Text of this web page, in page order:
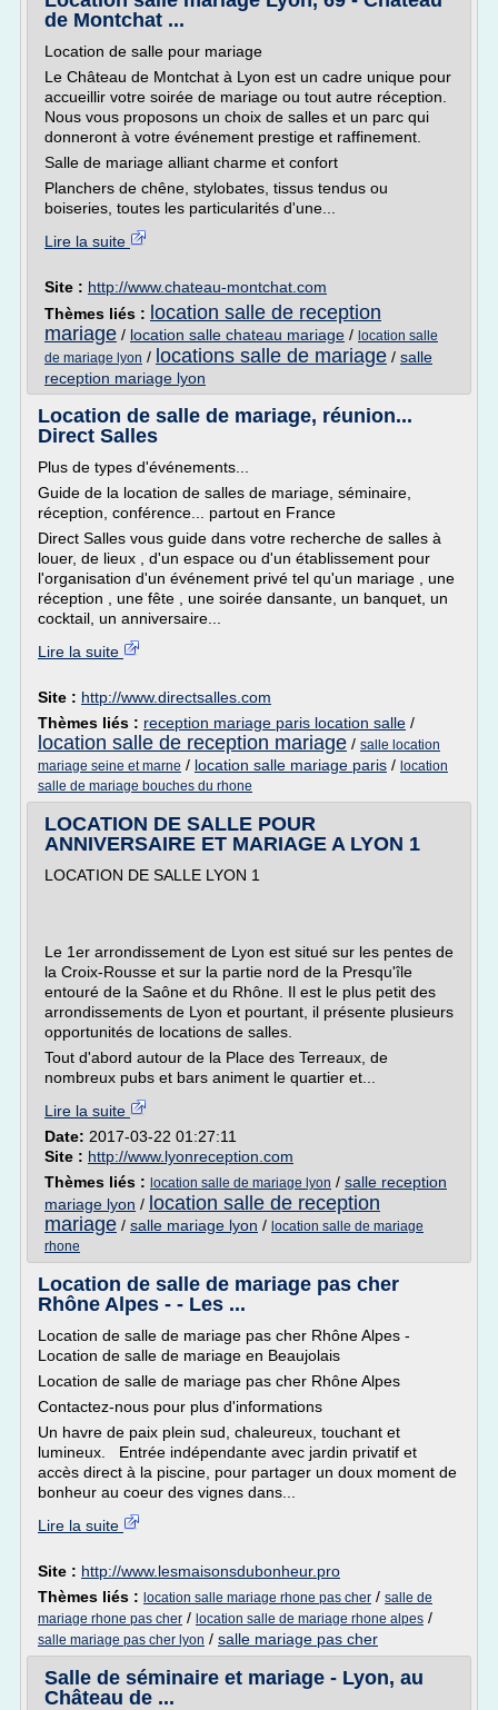
de Montchat ...
Location de salle pour mariage
Le Château de Montchat à Lyon est un cadre unique pour
accueillir votre soirée de mariage ou tout autre réception.
Nous vous proposons un choix de salles et un parc qui
donneront à votre événement prestige et raffinement.
Salle de mariage alliant charme et confort
Planchers de chêne, stylobates, tissus tendus ou
boiseries, toutes les particularités d'une...
Lire la suite
Site : http://www.chateau-montchat.com
Thèmes liés : location salle de reception
mariage / location salle chateau mariage / location salle
de mariage lyon / locations salle de mariage / salle
reception mariage lyon
Location de salle de mariage, réunion...
Direct Salles
Plus de types d'événements...
Guide de la location de salles de mariage, séminaire,
réception, conférence... partout en France
Direct Salles vous guide dans votre recherche de salles à
louer, de lieux , d'un espace ou d'un établissement pour
l'organisation d'un événement privé tel qu'un mariage , une
réception , une fête , une soirée dansante, un banquet, un
cocktail, un anniversaire...
Lire la suite
Site : http://www.directsalles.com
Thèmes liés : reception mariage paris location salle /
location salle de reception mariage / salle location
mariage seine et marne / location salle mariage paris / location
salle de mariage bouches du rhone
LOCATION DE SALLE POUR
ANNIVERSAIRE ET MARIAGE A LYON 1
LOCATION DE SALLE LYON 1
Le 1er arrondissement de Lyon est situé sur les pentes de
la Croix-Rousse et sur la partie nord de la Presqu'île
entouré de la Saône et du Rhône. Il est le plus petit des
arrondissements de Lyon et pourtant, il présente plusieurs
opportunités de locations de salles.
Tout d'abord autour de la Place des Terreaux, de
nombreux pubs et bars animent le quartier et...
Lire la suite
Date: 2017-03-22 01:27:11
Site : http://www.lyonreception.com
Thèmes liés : location salle de mariage lyon / salle reception
mariage lyon / location salle de reception
mariage / salle mariage lyon / location salle de mariage
rhone
Location de salle de mariage pas cher
Rhône Alpes - - Les ...
Location de salle de mariage pas cher Rhône Alpes -
Location de salle de mariage en Beaujolais
Location de salle de mariage pas cher Rhône Alpes
Contactez-nous pour plus d'informations
Un havre de paix plein sud, chaleureux, touchant et
lumineux. Entrée indépendante avec jardin privatif et
accès direct à la piscine, pour partager un doux moment de
bonheur au coeur des vignes dans...
Lire la suite
Site : http://www.lesmaisonsdubonheur.pro
Thèmes liés : location salle mariage rhone pas cher / salle de
mariage rhone pas cher / location salle de mariage rhone alpes /
salle mariage pas cher lyon / salle mariage pas cher
Salle de séminaire et mariage - Lyon, au
Château de ...